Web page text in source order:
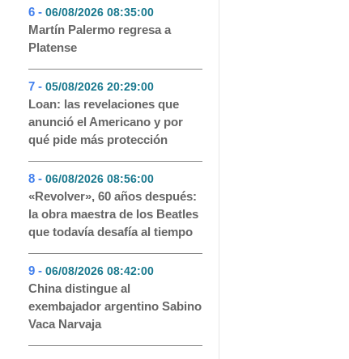
6 - 06/08/2026 08:35:00- 55
Martín Palermo regresa a
Platense
7 - 05/08/2026 20:29:00- 46
Loan: las revelaciones que
anunció el Americano y por
qué pide más protección
8 - 06/08/2026 08:56:00- 45
«Revolver», 60 años después:
la obra maestra de los Beatles
que todavía desafía al tiempo
9 - 06/08/2026 08:42:00- 44
China distingue al
exembajador argentino Sabino
Vaca Narvaja